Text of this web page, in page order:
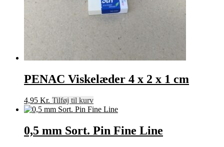
PENAC Viskelæder 4 x 2 x 1 cm
4,95 Kr. Tilføj til kurv
0,5 mm Sort. Pin Fine Line